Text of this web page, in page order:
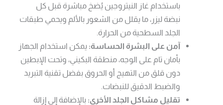
باستخدام غاز النيتروجين يُضخ مباشرة قبل كل
نبضة ليزر، ما يقلل من الشعور بالألم ويحمي طبقات
الجلد السطحية من الحرارة.
آمن على البشرة الحساسة: يمكن استخدام الجهاز
بأمان تام على الوجه، منطقة البكيني، وتحت الإبطين
دون قلق من التهيج أو الحروق بفضل تقنية التبريد
والضبط الدقيق للنبضات.
تقليل مشاكل الجلد الأخرى: بالإضافة إلى إزالة